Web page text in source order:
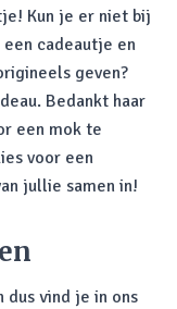
Kun je er niet bij
een cadeautje en
geven?
Bedankt haar
een mok te
voor een
jullie samen in!
dus vind je in ons